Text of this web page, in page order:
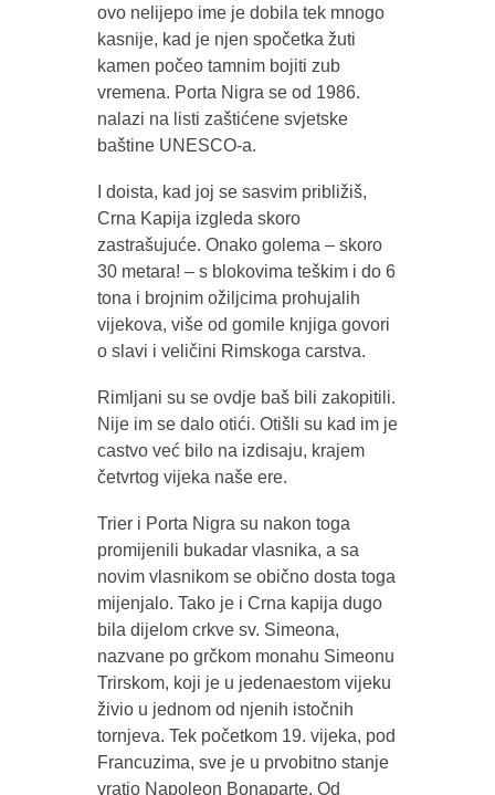
ovo nelijepo ime je dobila tek mnogo
kasnije, kad je njen spočetka žuti
kamen počeo tamnim bojiti zub
vremena. Porta Nigra se od 1986.
nalazi na listi zaštićene svjetske
baštine UNESCO-a.
I doista, kad joj se sasvim približiš,
Crna Kapija izgleda skoro
zastrašujuće. Onako golema – skoro
30 metara! – s blokovima teškim i do 6
tona i brojnim ožiljcima prohujalih
vijekova, više od gomile knjiga govori
o slavi i veličini Rimskoga carstva.
Rimljani su se ovdje baš bili zakopitili.
Nije im se dalo otići. Otišli su kad im je
castvo već bilo na izdisaju, krajem
četvrtog vijeka naše ere.
Trier i Porta Nigra su nakon toga
promijenili bukadar vlasnika, a sa
novim vlasnikom se obično dosta toga
mijenjalo. Tako je i Crna kapija dugo
bila dijelom crkve sv. Simeona,
nazvane po grčkom monahu Simeonu
Trirskom, koji je u jedenaestom vijeku
živio u jednom od njenih istočnih
tornjeva. Tek početkom 19. vijeka, pod
Francuzima, sve je u prvobitno stanje
vratio Napoleon Bonaparte. Od